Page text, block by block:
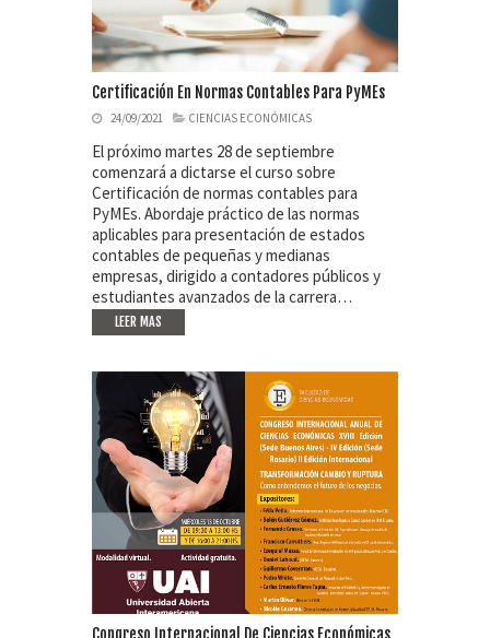
Certificación En Normas Contables Para PyMEs
24/09/2021 CIENCIAS ECONÓMICAS
El próximo martes 28 de septiembre
comenzará a dictarse el curso sobre
Certificación de normas contables para
PyMEs. Abordaje práctico de las normas
aplicables para presentación de estados
contables de pequeñas y medianas
empresas, dirigido a contadores públicos y
estudiantes avanzados de la carrera…
LEER MAS
Congreso Internacional De Ciencias Económicas